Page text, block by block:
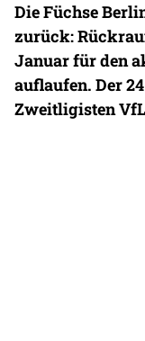
Die Füchse
zurück:
Januar für den
auflaufen. Der
Zweitligisten